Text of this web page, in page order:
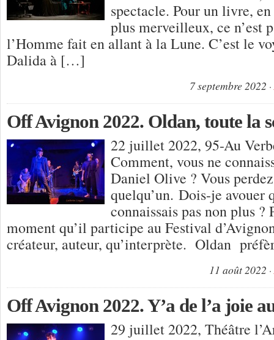
spectacle. Pour un livre,
plus merveilleux, ce n’est
l’Homme fait en allant à la Lune. C’est le
Dalida à […]
7 septembre 2022
Off Avignon 2022. Oldan, toute la
22 juillet 2022, 95-Au
Comment, vous ne
Daniel Olive ? Vous
quelqu’un. Dois-je avouer
connaissais pas non plus
moment qu’il participe au Festival
créateur, auteur, qu’interprète. Oldan
11 août 2022
Off Avignon 2022. Y’a de l’a joie
29 juillet 2022, Théâtre